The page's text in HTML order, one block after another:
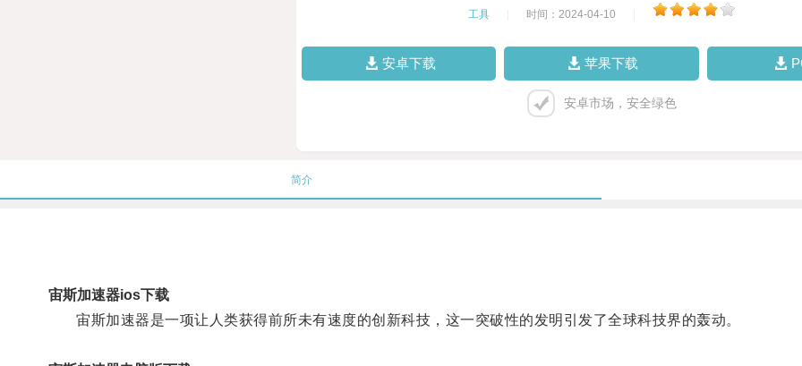
工具 时间：2024-04-10
安卓下载 苹果下载
安卓市场，安全绿色
简介
宙斯加速器ios下载
宙斯加速器是一项让人类获得前所未有速度的创新科技，这一突破性的发明引发了全球科技界的轰动。